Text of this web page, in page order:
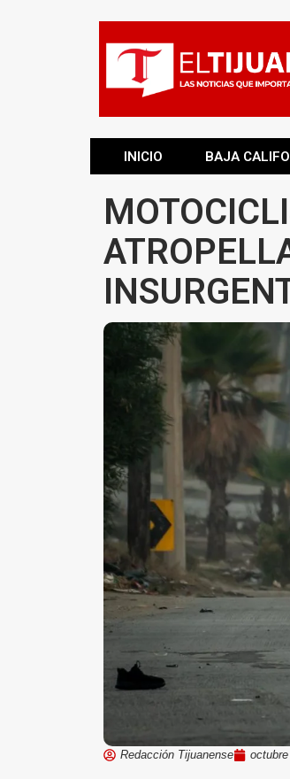
INICIO BAJA
Redacción Tijuanense